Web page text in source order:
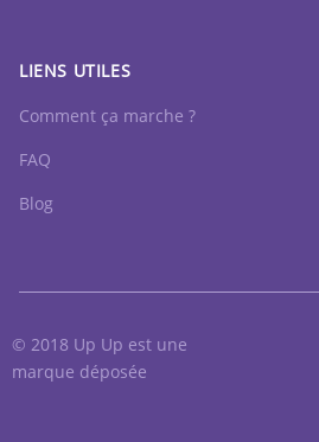
LIENS UTILES
Comment ça marche ?
FAQ
Blog
© 2018 Up Up est une
marque déposée